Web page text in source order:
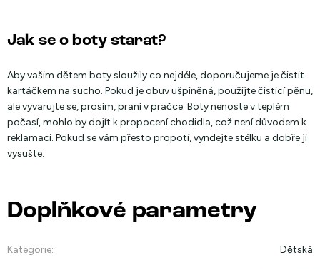
Jak se o boty starat?
Aby vašim dětem boty sloužily co nejdéle, doporučujeme je čistit
kartáčkem na sucho. Pokud je obuv ušpiněná, použijte čisticí pěnu,
ale vyvarujte se, prosím, praní v pračce. Boty nenoste v teplém
počasí, mohlo by dojít k propocení chodidla, což není důvodem k
reklamaci. Pokud se vám přesto propotí, vyndejte stélku a dobře ji
vysušte.
Doplňkové parametry
Kategorie: Dětská